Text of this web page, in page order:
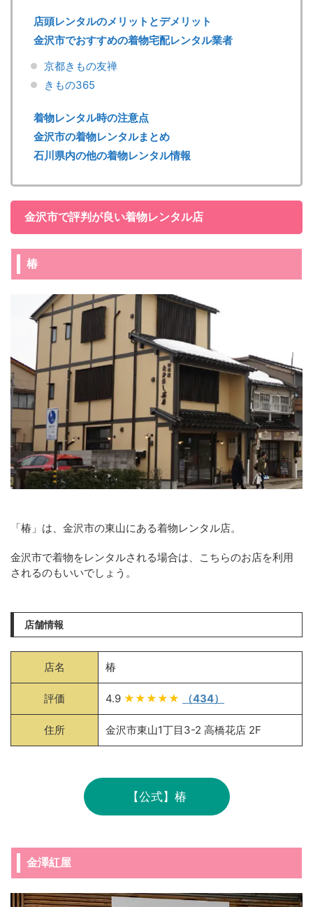
店頭レンタルのメリットとデメリット
金沢市でおすすめの着物宅配レンタル業者
京都きもの友禅
きもの365
着物レンタル時の注意点
金沢市の着物レンタルまとめ
石川県内の他の着物レンタル情報
金沢市で評判が良い着物レンタル店
椿
「椿」は、金沢市の東山にある着物レンタル店。
金沢市で着物をレンタルされる場合は、こちらのお店を利用
されるのもいいでしょう。
店舗情報
店名 椿
評価 4.9 ★★★★★ （434）
住所 金沢市東山1丁目3-2 高橋花店 2F
【公式】椿
金澤紅屋